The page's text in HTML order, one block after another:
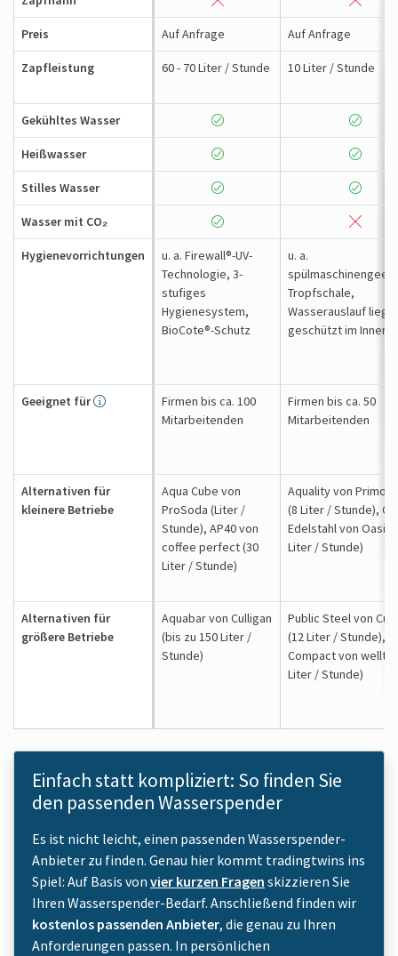
Preis Auf Anfrage Auf Anfrage
Zapfleistung 60 - 70 Liter / Stunde 10 Liter / Stunde
Gekühltes Wasser
Heißwasser
Stilles Wasser
Wasser mit CO₂
Hygienevorrichtungen
u. a. Firewall®-UV-
Technologie, 3-
stufiges
Hygienesystem,
BioCote®-Schutz
u. a.
Tropfschale,
Wasserauslauf liegt
geschützt im
Geeignet für
Firmen bis ca. 100
Mitarbeitenden
Firmen bis ca. 50
Mitarbeitenden
Alternativen für
kleinere Betriebe
Aqua Cube von
ProSoda (Liter /
Stunde), AP40 von
coffee perfect (30
Liter / Stunde)
Aquality von Primo
(8 Liter / Stunde),
Edelstahl von Oasis
Liter / Stunde)
Alternativen für
größere Betriebe
Aquabar von Culligan
(bis zu 150 Liter /
Stunde)
Public Steel von
(12 Liter / Stunde),
Compact von
Liter / Stunde)
Einfach statt kompliziert: So finden Sie
den passenden Wasserspender
Es ist nicht leicht, einen passenden Wasserspender-
Anbieter zu finden. Genau hier kommt tradingtwins ins
Spiel: Auf Basis von vier kurzen Fragen skizzieren Sie
Ihren Wasserspender-Bedarf. Anschließend finden wir
kostenlos passenden Anbieter, die genau zu Ihren
Anforderungen passen. In persönlichen